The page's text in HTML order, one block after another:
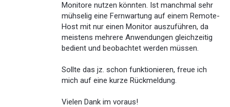
Monitore nutzen könnten. Ist manchmal sehr
mühselig eine Fernwartung auf einem Remote-
Host mit nur einen Monitor auszuführen, da
meistens mehrere Anwendungen gleichzeitig
bedient und beobachtet werden müssen.
Sollte das jz. schon funktionieren, freue ich
mich auf eine kurze Rückmeldung.
Vielen Dank im voraus!